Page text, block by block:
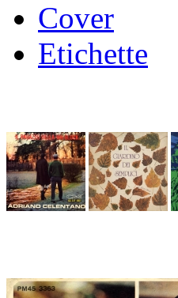
Cover
Etichette